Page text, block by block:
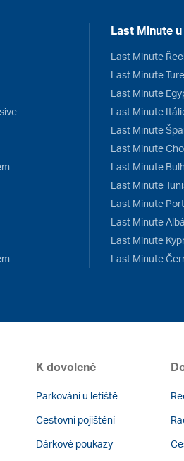
Last Minute
Last Minute
Last Minute
Last Minute
Last Minute
Last Minute
Last Minute
Last Minute
Last Minute
Last Minute
Last Minute
Last Minute
Last Minute
K dovolené
Parkování u letiště
Cestovní pojištění
Dárkové poukazy